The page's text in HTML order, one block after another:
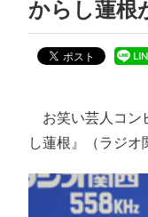
からし蓮根
お笑い芸人コン
し蓮根』（ラジオ